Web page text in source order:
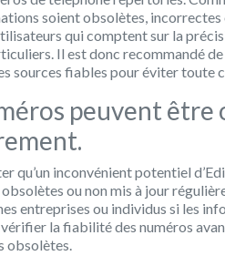
soient obsolètes, incorrectes
qui comptent sur la
Il est donc recommandé
sources fiables pour éviter toute
peuvent être
qu’un inconvénient potentiel
ou non mis à jour
entreprises ou individus si les
la fiabilité des numéros
obsolètes.